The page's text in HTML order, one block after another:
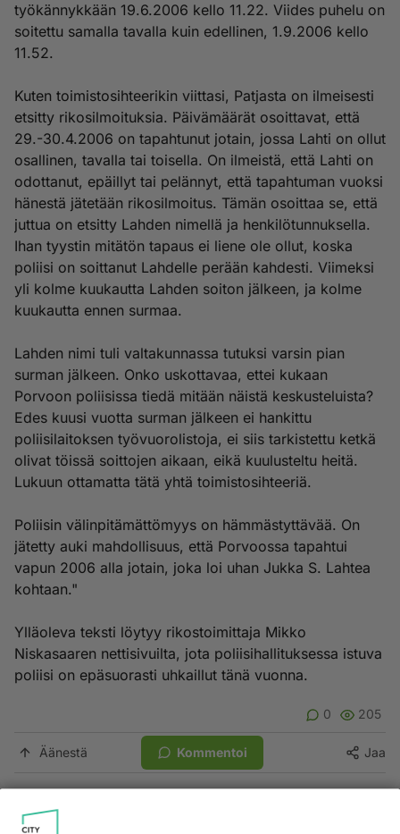
työkännykkään 19.6.2006 kello 11.22. Viides puhelu on
soitettu samalla tavalla kuin edellinen, 1.9.2006 kello
11.52.
Kuten toimistosihteerikin viittasi, Patjasta on ilmeisesti
etsitty rikosilmoituksia. Päivämäärät osoittavat, että
29.-30.4.2006 on tapahtunut jotain, jossa Lahti on ollut
osallinen, tavalla tai toisella. On ilmeistä, että Lahti on
odottanut, epäillyt tai pelännyt, että tapahtuman vuoksi
hänestä jätetään rikosilmoitus. Tämän osoittaa se, että
juttua on etsitty Lahden nimellä ja henkilötunnuksella.
Ihan tyystin mitätön tapaus ei liene ole ollut, koska
poliisi on soittanut Lahdelle perään kahdesti. Viimeksi
yli kolme kuukautta Lahden soiton jälkeen, ja kolme
kuukautta ennen surmaa.
Lahden nimi tuli valtakunnassa tutuksi varsin pian
surman jälkeen. Onko uskottavaa, ettei kukaan
Porvoon poliisissa tiedä mitään näistä keskusteluista?
Edes kuusi vuotta surman jälkeen ei hankittu
poliisilaitoksen työvuorolistoja, ei siis tarkistettu ketkä
olivat töissä soittojen aikaan, eikä kuulusteltu heitä.
Lukuun ottamatta tätä yhtä toimistosihteeriä.
Poliisin välinpitämättömyys on hämmästyttävää. On
jätetty auki mahdollisuus, että Porvoossa tapahtui
vapun 2006 alla jotain, joka loi uhan Jukka S. Lahtea
kohtaan."
Ylläoleva teksti löytyy rikostoimittaja Mikko
Niskasaaren nettisivuilta, jota poliisihallituksessa istuva
poliisi on epäsuorasti uhkaillut tänä vuonna.
0 205
Äänestä Kommentoi Jaa